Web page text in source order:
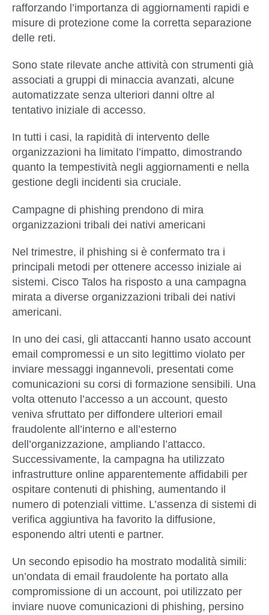
rafforzando l’importanza di aggiornamenti rapidi e
misure di protezione come la corretta separazione
delle reti.
Sono state rilevate anche attività con strumenti già
associati a gruppi di minaccia avanzati, alcune
automatizzate senza ulteriori danni oltre al
tentativo iniziale di accesso.
In tutti i casi, la rapidità di intervento delle
organizzazioni ha limitato l’impatto, dimostrando
quanto la tempestività negli aggiornamenti e nella
gestione degli incidenti sia cruciale.
Campagne di phishing prendono di mira
organizzazioni tribali dei nativi americani
Nel trimestre, il phishing si è confermato tra i
principali metodi per ottenere accesso iniziale ai
sistemi. Cisco Talos ha risposto a una campagna
mirata a diverse organizzazioni tribali dei nativi
americani.
In uno dei casi, gli attaccanti hanno usato account
email compromessi e un sito legittimo violato per
inviare messaggi ingannevoli, presentati come
comunicazioni su corsi di formazione sensibili. Una
volta ottenuto l’accesso a un account, questo
veniva sfruttato per diffondere ulteriori email
fraudolente all’interno e all’esterno
dell’organizzazione, ampliando l’attacco.
Successivamente, la campagna ha utilizzato
infrastrutture online apparentemente affidabili per
ospitare contenuti di phishing, aumentando il
numero di potenziali vittime. L’assenza di sistemi di
verifica aggiuntiva ha favorito la diffusione,
esponendo altri utenti e partner.
Un secondo episodio ha mostrato modalità simili:
un’ondata di email fraudolente ha portato alla
compromissione di un account, poi utilizzato per
inviare nuove comunicazioni di phishing, persino